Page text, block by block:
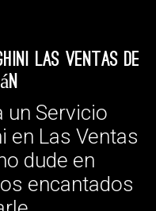
Las Ventas de
un Servicio
en Las Ventas
dude en
encantados